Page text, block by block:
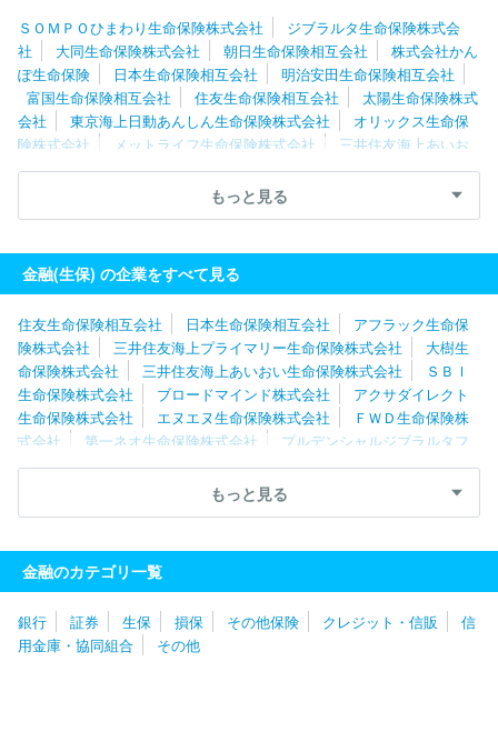
ＳＯＭＰＯひまわり生命保険株式会社
ジブラルタ生命保険株式会
社
大同生命保険株式会社 朝日生命保険相互会社
株式会社かん
ぽ生命保険
日本生命保険相互会社
明治安田生命保険相互会社
富国生命保険相互会社
住友生命保険相互会社
太陽生命保険株式
会社
東京海上日動あんしん生命保険株式会社
オリックス生命保
険株式会社
メットライフ生命保険株式会社
三井住友海上あいお
い生命保険株式会社
プルデンシャル生命保険株式会社
ソニー生
大樹生命保険株式会社
アクサ生命保険株式会社
アメリカンファミリーライフアシュアランスカンパニーオブコロンバ
ス
エヌエヌ生命保険株式会社
フ・ウィズ生命保険株式会社
アフラック生命保険株式会社
ＫＦ
Ｃ株式会社
もっと見る
金融(生保) の企業をすべて見る
住友生命保険相互会社 日本生命保険相互会社
アフラック生命保
険株式会社
三井住友海上プライマリー生命保険株式会社
大樹生
命保険株式会社
三井住友海上あいおい生命保険株式会社
ＳＢＩ
生命保険株式会社
ブロードマインド株式会社
アクサダイレクト
生命保険株式会社
エヌエヌ生命保険株式会社
ＦＷＤ生命保険株
式会社
第一ネオ生命保険株式会社
プルデンシャルジブラルタフ
ァイナンシャル生命保険株式会社
楽天生命保険株式会社
マニュ
Ｔ＆Ｄフィナンシャル生命保険株式会社
会社
メットライフ生命保険株式会社
明治安田生命保険相互会社
アメリカンホーム医療・損害保険株式会社
アメリカンファミリーライフアシュアランスカンパニーオブコロンバ
ス
メディケア生命保険株式会社
もっと見る
金融のカテゴリ一覧
銀行 証券 生保 損保 その他保険 クレジット・信販
信
用金庫・協同組合
その他